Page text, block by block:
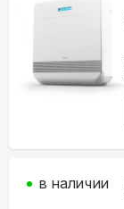
в наличии